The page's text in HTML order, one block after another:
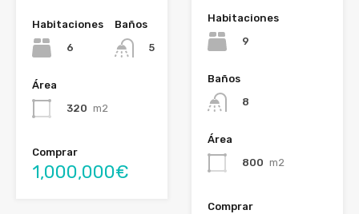
Habitaciones
6
Baños
5
Área
320 m2
Comprar
1,000,000€
Habitaciones
9
Baños
8
Área
800 m2
Comprar